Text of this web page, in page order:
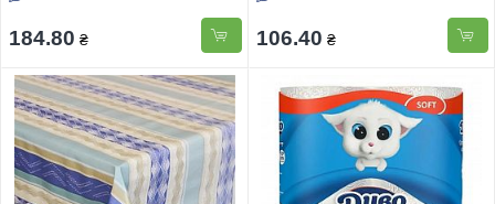
184.80 ₴ 106.40 ₴